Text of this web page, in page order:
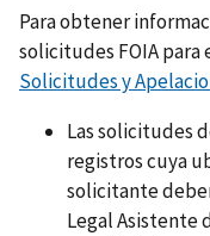
Para obtener
solicitudes FOIA
Solicitudes y
Las solicitudes
registros cuya
solicitante
Legal Asistente